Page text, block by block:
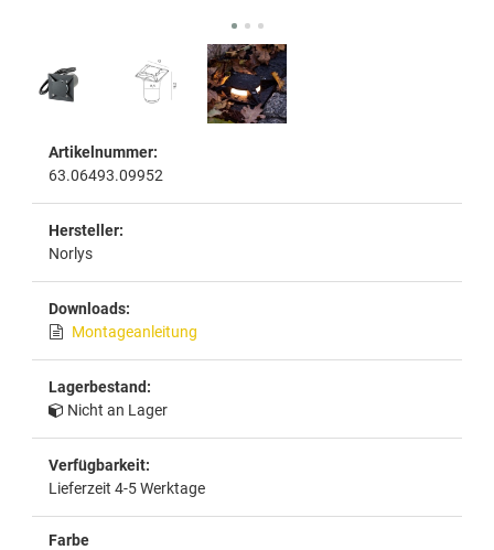
Artikelnummer:
63.06493.09952
Hersteller:
Norlys
Downloads:
Montageanleitung
Lagerbestand:
Nicht an Lager
Verfügbarkeit:
Lieferzeit 4-5 Werktage
Farbe